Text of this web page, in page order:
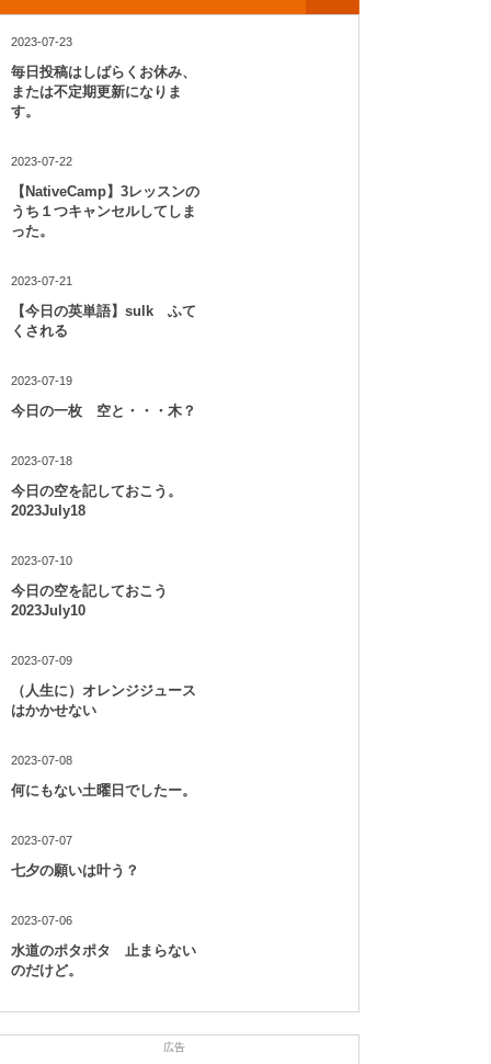
2023-07-23
毎日投稿はしばらくお休み、
または不定期更新になりま
す。
2023-07-22
【NativeCamp】3レッスンの
うち１つキャンセルしてしま
った。
2023-07-21
【今日の英単語】sulk ふて
くされる
2023-07-19
今日の一枚 空と・・・木？
2023-07-18
今日の空を記しておこう。
2023July18
2023-07-10
今日の空を記しておこう
2023July10
2023-07-09
（人生に）オレンジジュース
はかかせない
2023-07-08
何にもない土曜日でしたー。
2023-07-07
七夕の願いは叶う？
2023-07-06
水道のポタポタ 止まらない
のだけど。
広告